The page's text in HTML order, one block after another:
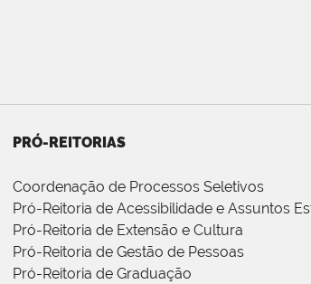
PRÓ-REITORIAS
Coordenação de Processos Seletivos
Pró-Reitoria de Acessibilidade e Assuntos
Pró-Reitoria de Extensão e Cultura
Pró-Reitoria de Gestão de Pessoas
Pró-Reitoria de Graduação